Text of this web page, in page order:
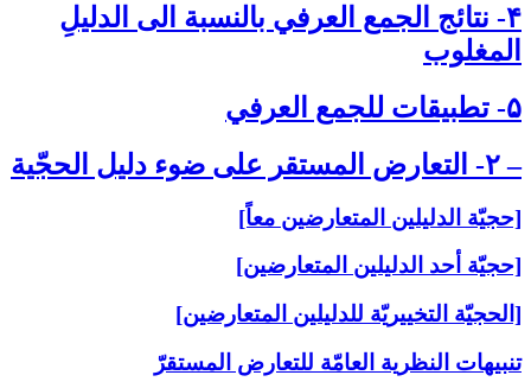
۴- نتائج الجمع العرفي بالنسبة الى‏ الدليلِ
المغلوب‏
۵- تطبيقات للجمع العرفي‏
– ۲- التعارض المستقر على‏ ضوء دليل الحجّية
[حجيّة الدليلين المتعارضين معاً]
[حجيّة أحد الدليلين المتعارضين]
[الحجيّة التخييريّة للدليلين المتعارضين]
تنبيهات النظرية العامّة للتعارض المستقرّ